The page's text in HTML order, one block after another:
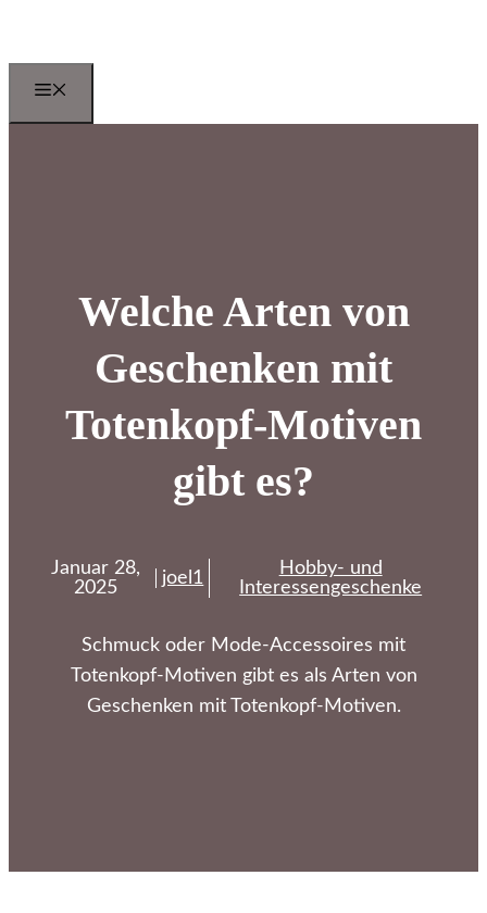
springen
Welche Arten von
Geschenken mit
Totenkopf-Motiven
gibt es?
Januar 28,
2025
joel1
Hobby- und
Interessengeschenke
Schmuck oder Mode-Accessoires mit
Totenkopf-Motiven gibt es als Arten von
Geschenken mit Totenkopf-Motiven.